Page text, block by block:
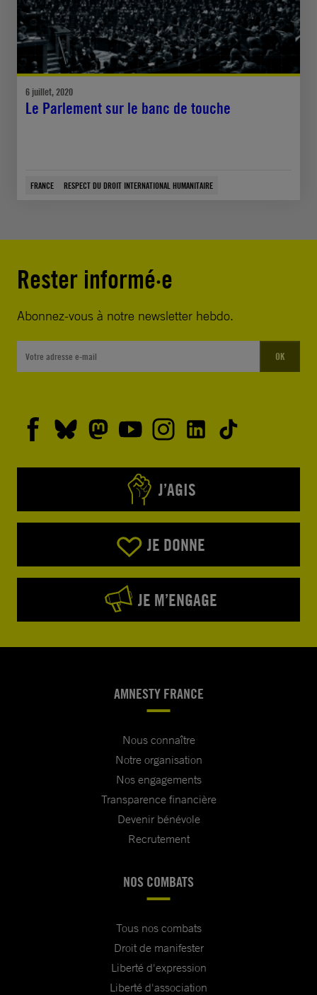
6 juillet, 2020
Le Parlement sur le banc de touche
FRANCE RESPECT DU DROIT INTERNATIONAL HUMANITAIRE
Rester informé·e
Abonnez-vous à notre newsletter hebdo.
OK
J’AGIS
JE DONNE
JE M’ENGAGE
AMNESTY FRANCE
Nous connaître
Notre organisation
Nos engagements
Transparence financière
Devenir bénévole
Recrutement
NOS COMBATS
Tous nos combats
Droit de manifester
Liberté d'expression
Liberté d'association